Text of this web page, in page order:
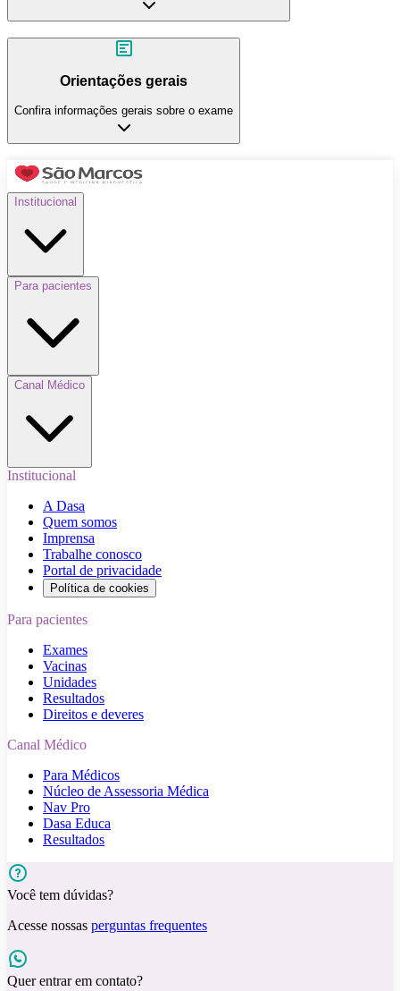
Orientações gerais
Confira informações gerais sobre o exame
Institucional
Para pacientes
Canal Médico
Institucional
A Dasa
Quem somos
Imprensa
Trabalhe conosco
Portal de privacidade
Política de cookies
Para pacientes
Exames
Vacinas
Unidades
Resultados
Direitos e deveres
Canal Médico
Para Médicos
Núcleo de Assessoria Médica
Nav Pro
Dasa Educa
Resultados
Você tem dúvidas?
Acesse nossas perguntas frequentes
Quer entrar em contato?